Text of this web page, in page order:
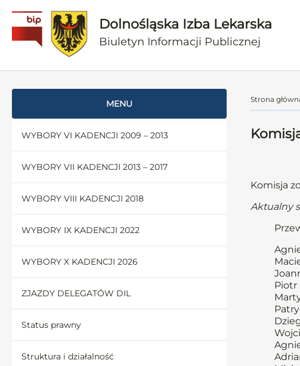
Dolnośląska Izba Lekarska
Biuletyn Informacji Publicznej
MENU
WYBORY VI KADENCJI 2009 – 2013
WYBORY VII KADENCJI 2013 – 2017
WYBORY VIII KADENCJI 2018
WYBORY IX KADENCJI 2022
WYBORY X KADENCJI 2026
ZJAZDY DELEGATÓW DIL
Status prawny
Struktura i działalność
Strona
Komisja
Aktualny
Piotr